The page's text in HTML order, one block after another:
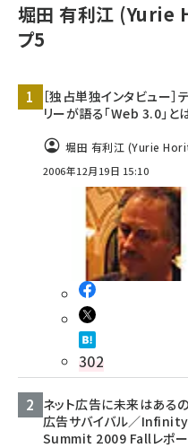
堀田 有利江 (Yurie
プ5
［独占単独インタビュー］
リーが語る「Web 3.0」と
堀田 有利江 (Yurie
2006年12月19日 15:10
302
ネット広告に未来はある
広告サバイバル／
Summit 2009 Fallレポー